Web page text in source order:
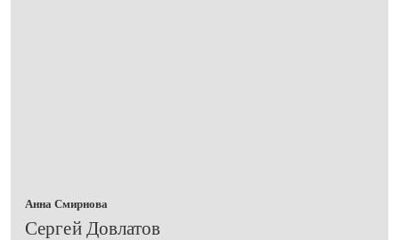
Анна Смирнова
​Сергей Довлатов